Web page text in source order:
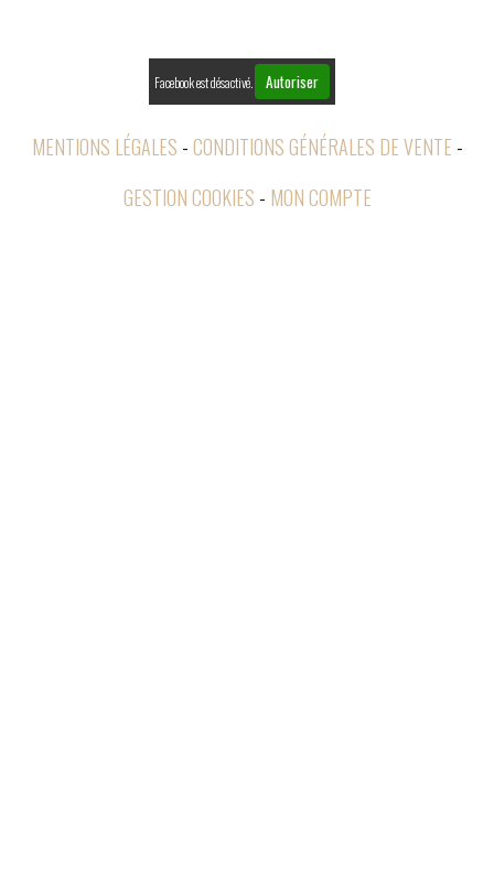
Facebook est désactivé. Autoriser
MENTIONS LÉGALES CONDITIONS GÉNÉRALES DE VENTE
GESTION COOKIES
MON COMPTE